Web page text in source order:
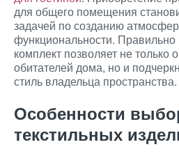
для общего помещения
задачей по созданию
функциональности.
комплект позволяет не только
обитателей дома, но и
стиль владельца пространства.
Особенности
текстильных